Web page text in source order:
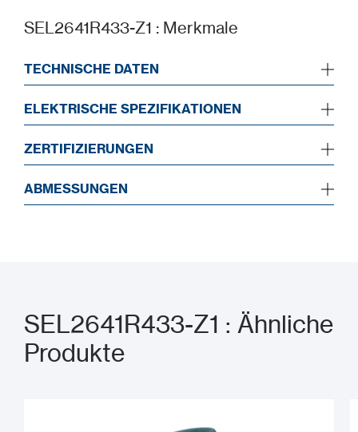
SEL2641R433-Z1 : Merkmale
TECHNISCHE DATEN
ELEKTRISCHE SPEZIFIKATIONEN
ZERTIFIZIERUNGEN
ABMESSUNGEN
SEL2641R433-Z1 : Ähnliche
Produkte